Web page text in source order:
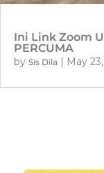
Ini Link Zoom
PERCUMA
by Sis Dila May